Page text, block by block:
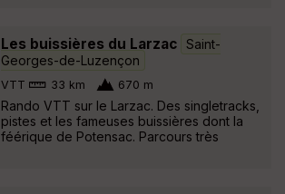
Les buissières du Larzac Saint-
Georges-de-Luzençon
VTT 33 km 670 m
Rando VTT sur le Larzac. Des singletracks,
pistes et les fameuses buissières dont la
féérique de Potensac. Parcours très